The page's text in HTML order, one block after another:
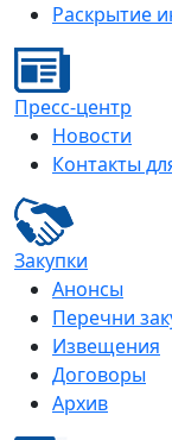
Раскрытие
Пресс-центр
Новости
Контакты
Закупки
Анонсы
Перечни
Извещения
Договоры
Архив